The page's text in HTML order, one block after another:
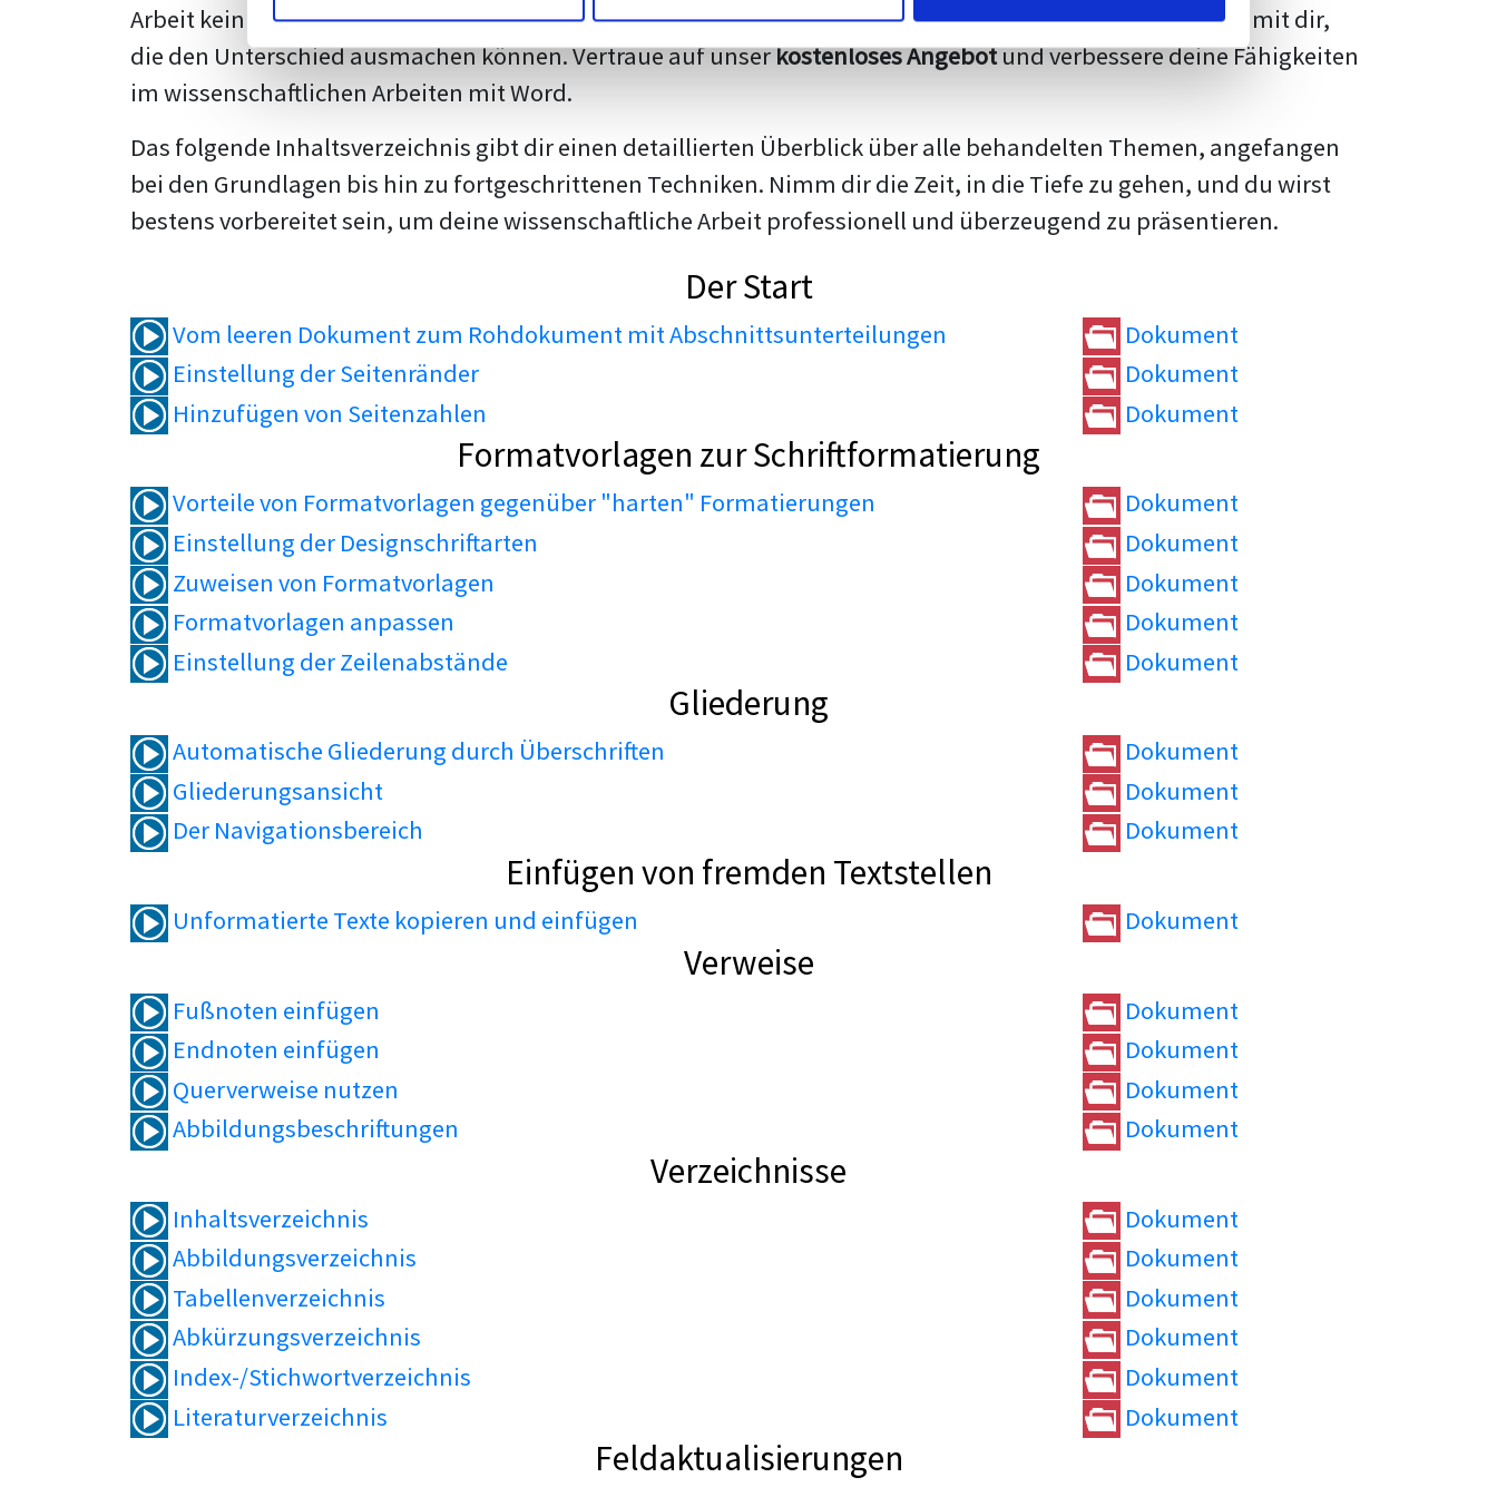
Arbeit kein Problem mehr für dich darstellen. Unsere erfahrenen Trainer teilen wertvolleTipps und Tricks
mit dir,
die den Unterschied ausmachen können. Vertraue auf unserkostenloses Angebotund verbessere deine Fähigkeiten
im wissenschaftlichen Arbeiten mit Word.
Das folgende Inhaltsverzeichnis gibt dir einen detaillierten Überblick über alle behandelten Themen, angefangen
bei den Grundlagen bis hin zu fortgeschrittenen Techniken. Nimm dir die Zeit, in die Tiefe zu gehen, und du wirst
bestens vorbereitet sein, um deine wissenschaftliche Arbeit professionell und überzeugend zu präsentieren.
Der Start
Vom leeren Dokument zum Rohdokument mit Abschnittsunterteilungen
Dokument
Einstellung der Seitenränder
Dokument
Hinzufügen von Seitenzahlen
Dokument
Formatvorlagen zur Schriftformatierung
Vorteile von Formatvorlagen gegenüber "harten" Formatierungen
Dokument
Einstellung der Designschriftarten
Dokument
Zuweisen von Formatvorlagen
Dokument
Formatvorlagen anpassen
Dokument
Einstellung der Zeilenabstände
Dokument
Gliederung
Automatische Gliederung durch Überschriften
Dokument
Gliederungsansicht
Dokument
Der Navigationsbereich
Dokument
Einfügen von fremden Textstellen
Unformatierte Texte kopieren und einfügen Dokument
Verweise
Fußnoten einfügen
Dokument
Endnoten einfügen
Dokument
Querverweise nutzen
Dokument
Abbildungsbeschriftungen
Dokument
Verzeichnisse
Inhaltsverzeichnis
Dokument
Abbildungsverzeichnis
Dokument
Tabellenverzeichnis
Dokument
Abkürzungsverzeichnis
Dokument
Index-/Stichwortverzeichnis
Dokument
Literaturverzeichnis
Dokument
Feldaktualisierungen